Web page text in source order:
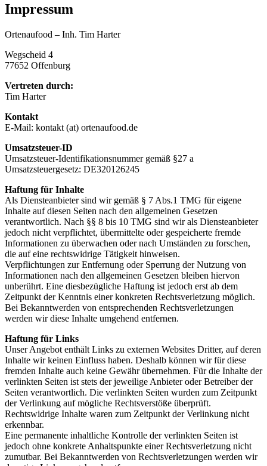
Impressum
Ortenaufood – Inh. Tim Harter
Wegscheid 4
77652 Offenburg
Vertreten durch:
Tim Harter
Kontakt
E-Mail: kontakt (at) ortenaufood.de
Umsatzsteuer-ID
Umsatzsteuer-Identifikationsnummer gemäß §27 a
Umsatzsteuergesetz: DE320126245
Haftung für Inhalte
Als Diensteanbieter sind wir gemäß § 7 Abs.1 TMG für eigene
Inhalte auf diesen Seiten nach den allgemeinen Gesetzen
verantwortlich. Nach §§ 8 bis 10 TMG sind wir als Diensteanbieter
jedoch nicht verpflichtet, übermittelte oder gespeicherte fremde
Informationen zu überwachen oder nach Umständen zu forschen,
die auf eine rechtswidrige Tätigkeit hinweisen.
Verpflichtungen zur Entfernung oder Sperrung der Nutzung von
Informationen nach den allgemeinen Gesetzen bleiben hiervon
unberührt. Eine diesbezügliche Haftung ist jedoch erst ab dem
Zeitpunkt der Kenntnis einer konkreten Rechtsverletzung möglich.
Bei Bekanntwerden von entsprechenden Rechtsverletzungen
werden wir diese Inhalte umgehend entfernen.
Haftung für Links
Unser Angebot enthält Links zu externen Websites Dritter, auf deren
Inhalte wir keinen Einfluss haben. Deshalb können wir für diese
fremden Inhalte auch keine Gewähr übernehmen. Für die Inhalte der
verlinkten Seiten ist stets der jeweilige Anbieter oder Betreiber der
Seiten verantwortlich. Die verlinkten Seiten wurden zum Zeitpunkt
der Verlinkung auf mögliche Rechtsverstöße überprüft.
Rechtswidrige Inhalte waren zum Zeitpunkt der Verlinkung nicht
erkennbar.
Eine permanente inhaltliche Kontrolle der verlinkten Seiten ist
jedoch ohne konkrete Anhaltspunkte einer Rechtsverletzung nicht
zumutbar. Bei Bekanntwerden von Rechtsverletzungen werden wir